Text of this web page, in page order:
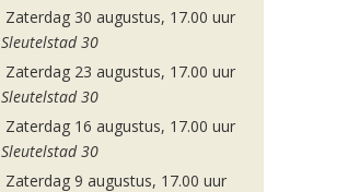
Zaterdag 30 augustus, 17.00 uur
Sleutelstad 30
Zaterdag 23 augustus, 17.00 uur
Sleutelstad 30
Zaterdag 16 augustus, 17.00 uur
Sleutelstad 30
Zaterdag 9 augustus, 17.00 uur